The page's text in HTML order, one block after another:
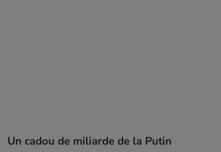
Un cadou de miliarde de la Putin